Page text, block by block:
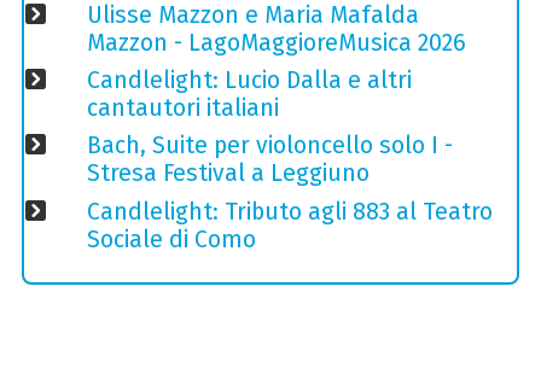
Ulisse Mazzon e Maria Mafalda
Mazzon - LagoMaggioreMusica 2026
Candlelight: Lucio Dalla e altri
cantautori italiani
Bach, Suite per violoncello solo I -
Stresa Festival a Leggiuno
Candlelight: Tributo agli 883 al Teatro
Sociale di Como